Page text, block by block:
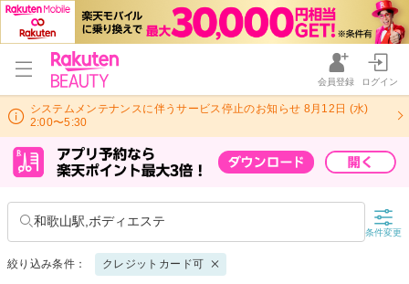
会員登録 ログイン
システムメンテナンスに伴うサービス停止のお知らせ 8月12日 (水)
2:00〜5:30
和歌山駅,ボディエステ
条件変更
絞り込み条件： クレジットカード可